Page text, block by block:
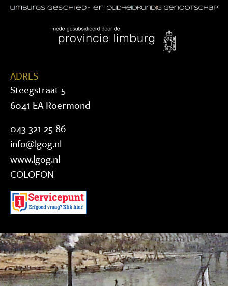
ADRES
Steegstraat 5
6041 EA Roermond
043 321 25 86
info@lgog.nl
www.lgog.nl
COLOFON